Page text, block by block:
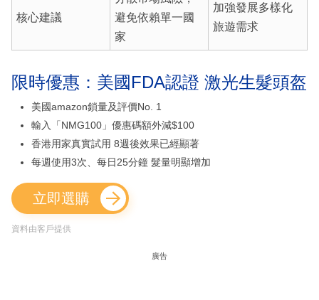
核心建議
避免依賴單一國
家
加強發展多樣化
旅遊需求
限時優惠：美國FDA認證 激光生髮頭盔
美國amazon鎖量及評價No. 1
輸入「NMG100」優惠碼額外減$100
香港用家真實試用 8週後效果已經顯著
每週使用3次、每日25分鐘 髮量明顯增加
立即選購
資料由客戶提供
廣告